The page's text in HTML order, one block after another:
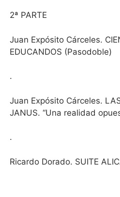
2ª PARTE
Juan Expósito Cárceles.
EDUCANDOS (Pasodoble)
.
Juan Expósito Cárceles.
JANUS. “Una realidad
.
Ricardo Dorado. SUITE